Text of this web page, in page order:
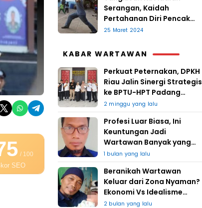
/ 100
SEO
Serangan, Kaidah
Pertahanan Diri Pencak
Sugesti
25 Maret 2024
KABAR WARTAWAN
Perkuat Peternakan, DPKH
Riau Jalin Sinergi Strategis
ke BPTU-HPT Padang
Mengatas
2 minggu yang lalu
Profesi Luar Biasa, Ini
Keuntungan Jadi
Wartawan Banyak yang
Takut
1 bulan yang lalu
Beranikah Wartawan
Keluar dari Zona Nyaman?
Ekonomi Vs Idealisme
Jurnalistik
2 bulan yang lalu